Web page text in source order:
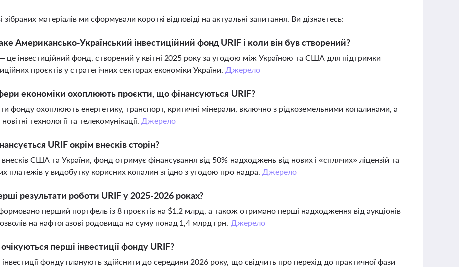
зібраних матеріалів ми сформували короткі відповіді на актуальні запитання. Ви дізнаєтесь:
Американсько-Український інвестиційний фонд URIF і коли він був створений?
це інвестиційний фонд, створений у квітні 2025 року за угодою між Україною та США для підтримки
проєктів у стратегічних секторах економіки України. Джерело
економіки охоплюють проєкти, що фінансуються URIF?
фонду охоплюють енергетику, транспорт, критичні мінерали, включно з рідкоземельними копалинами, а
технології та телекомунікації. Джерело
URIF окрім внесків сторін?
США та України, фонд отримує фінансування від 50% надходжень від нових і «сплячих» ліцензій та
платежів у видобутку корисних копалин згідно з угодою про надра. Джерело
результати роботи URIF у 2025-2026 роках?
перший портфель із 8 проєктів на $1,2 млрд, а також отримано перші надходження від аукціонів
на нафтогазові родовища на суму понад 1,4 млрд грн. Джерело
перші інвестиції фонду URIF?
фонду планують здійснити до середини 2026 року, що свідчить про перехід до практичної фази